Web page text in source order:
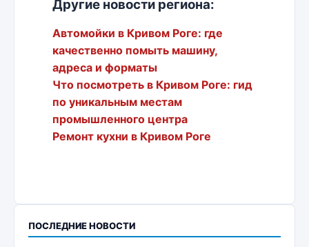
Другие новости региона:
Автомойки в Кривом Роге: где
качественно помыть машину,
адреса и форматы
Что посмотреть в Кривом Роге: гид
по уникальным местам
промышленного центра
Ремонт кухни в Кривом Роге
ПОСЛЕДНИЕ НОВОСТИ